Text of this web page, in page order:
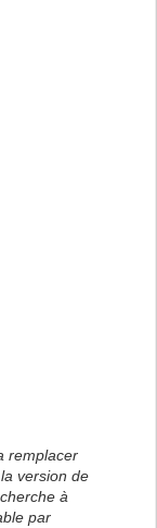
remplacer
version de
à
par